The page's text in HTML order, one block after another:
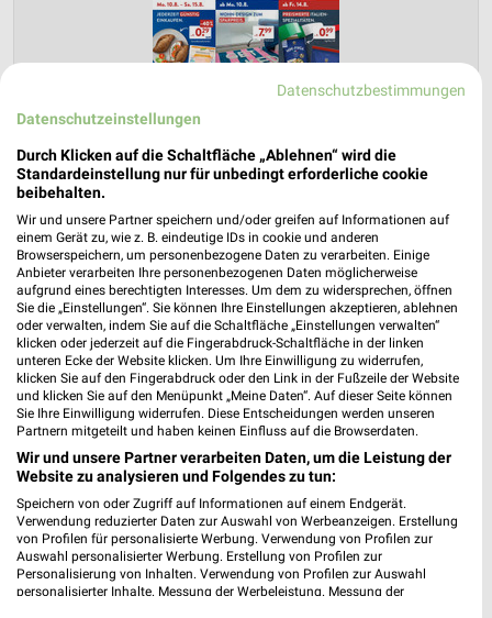
ALDI SÜD Prospekt für Rockenhausen ab
Mo. den 10.08.
Gültig von 10. Aug. bis 15. Aug.
📅 Kalendereintrag erstellen
PROSPEKT BLÄTTERN
ANGEBOTE AB FREITAG
Datenschutzbestimmungen
Datenschutzeinstellungen
Durch Klicken auf die Schaltfläche „Ablehnen“ wird die
Standardeinstellung nur für unbedingt erforderliche cookie
beibehalten.
Wir und unsere Partner speichern und/oder greifen auf Informationen auf
einem Gerät zu, wie z. B. eindeutige IDs in cookie und anderen
Browserspeichern, um personenbezogene Daten zu verarbeiten. Einige
Anbieter verarbeiten Ihre personenbezogenen Daten möglicherweise
aufgrund eines berechtigten Interesses. Um dem zu widersprechen, öffnen
Sie die „Einstellungen“. Sie können Ihre Einstellungen akzeptieren, ablehnen
oder verwalten, indem Sie auf die Schaltfläche „Einstellungen verwalten“
klicken oder jederzeit auf die Fingerabdruck-Schaltfläche in der linken
unteren Ecke der Website klicken. Um Ihre Einwilligung zu widerrufen,
klicken Sie auf den Fingerabdruck oder den Link in der Fußzeile der Website
und klicken Sie auf den Menüpunkt „Meine Daten“. Auf dieser Seite können
Sie Ihre Einwilligung widerrufen. Diese Entscheidungen werden unseren
Partnern mitgeteilt und haben keinen Einfluss auf die Browserdaten.
Wir und unsere Partner verarbeiten Daten, um die Leistung der
Website zu analysieren und Folgendes zu tun:
Speichern von oder Zugriff auf Informationen auf einem Endgerät.
Verwendung reduzierter Daten zur Auswahl von Werbeanzeigen. Erstellung
von Profilen für personalisierte Werbung. Verwendung von Profilen zur
Auswahl personalisierter Werbung. Erstellung von Profilen zur
Personalisierung von Inhalten. Verwendung von Profilen zur Auswahl
personalisierter Inhalte. Messung der Werbeleistung. Messung der